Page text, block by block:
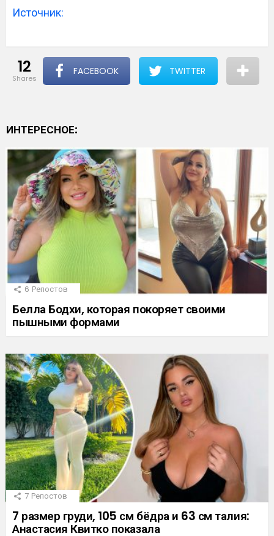
Источник:
12
shares
FACEBOOK TWITTER
ИНТЕРЕСНОЕ:
6 Репостов
Белла Бодхи, которая покоряет своими
пышными формами
7 Репостов
7 размер груди, 105 см бёдра и 63 см талия:
Анастасия Квитко показала